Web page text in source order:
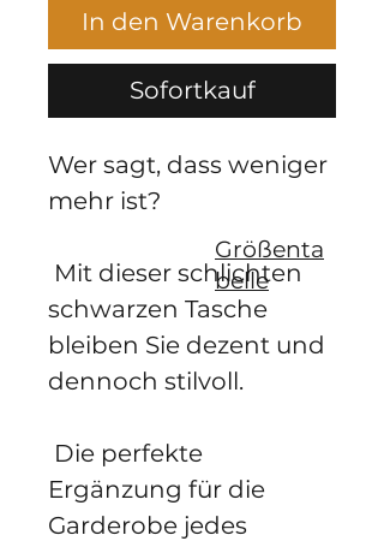
In den Warenkorb
Sofortkauf
Wer sagt, dass weniger
mehr ist?
schwarzen Tasche
bleiben Sie dezent und
dennoch stilvoll.
Ergänzung für die
Garderobe jedes
Größenta
belle